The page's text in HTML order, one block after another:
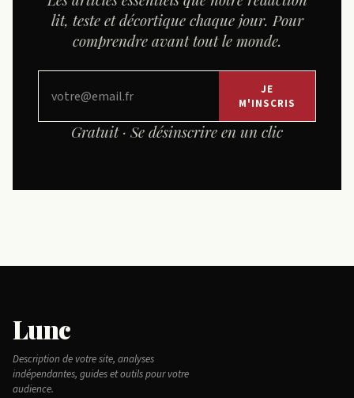
lit, teste et décortique chaque jour. Pour
comprendre avant tout le monde.
JE
M'INSCRIS
Gratuit · Se désinscrire en un clic
Lunc
Description de votre site, analyses
indépendantes, guides et outils pour votre
audience.